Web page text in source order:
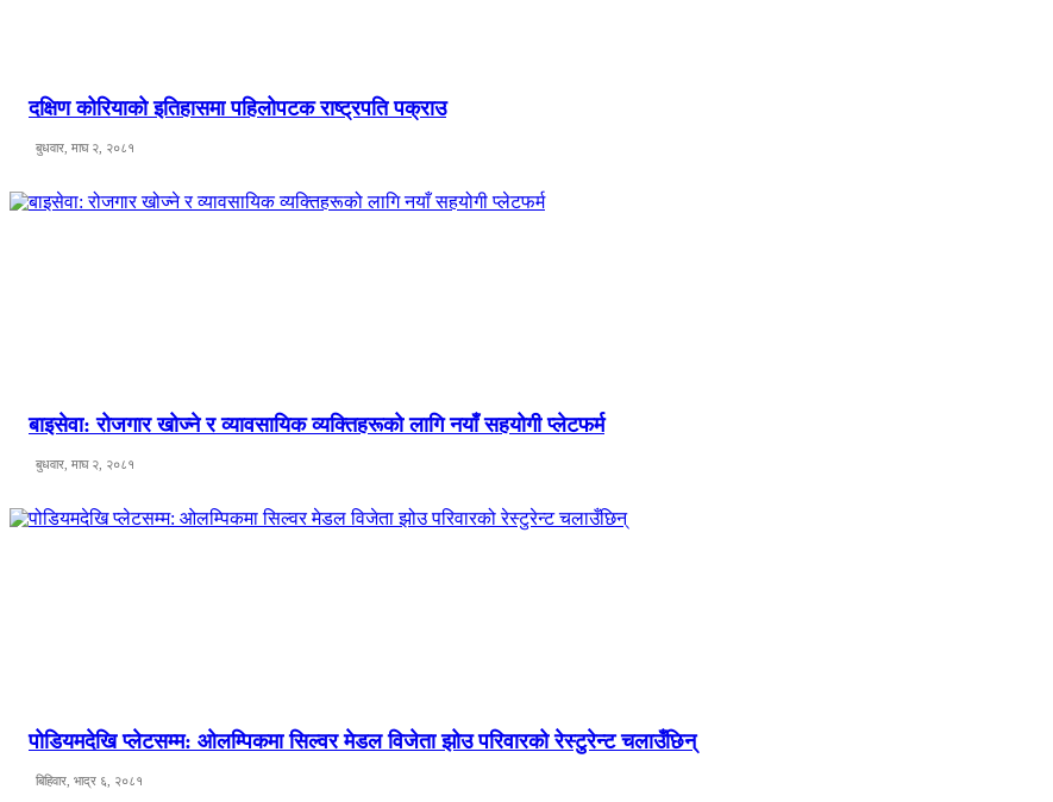
दक्षिण कोरियाको इतिहासमा पहिलोपटक राष्ट्रपति पक्राउ
बुधवार, माघ २, २०८१
बाइसेवा: रोजगार खोज्ने र व्यावसायिक व्यक्तिहरूको लागि नयाँ सहयोगी प्लेटफर्म
बुधवार, माघ २, २०८१
पोडियमदेखि प्लेटसम्म: ओलम्पिकमा सिल्वर मेडल विजेता झोउ परिवारको रेस्टुरेन्ट चलाउँछिन्
बिहिवार, भाद्र ६, २०८१